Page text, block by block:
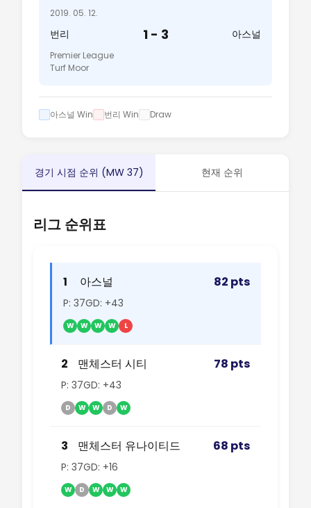
2019. 05. 12.
번리 1 - 3 아스널
Premier League
Turf Moor
아스널 Win 번리 Win Draw
경기 시점 순위 (MW 37) 현재 순위
리그 순위표
1 아스널 82 pts
P: 37GD: +43
W W W W L
2 맨체스터 시티 78 pts
P: 37GD: +43
D W W D W
3 맨체스터 유나이티드 68 pts
P: 37GD: +16
W D W W W